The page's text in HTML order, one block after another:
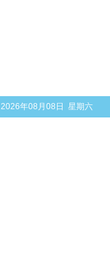
2026年08月08日 星期六